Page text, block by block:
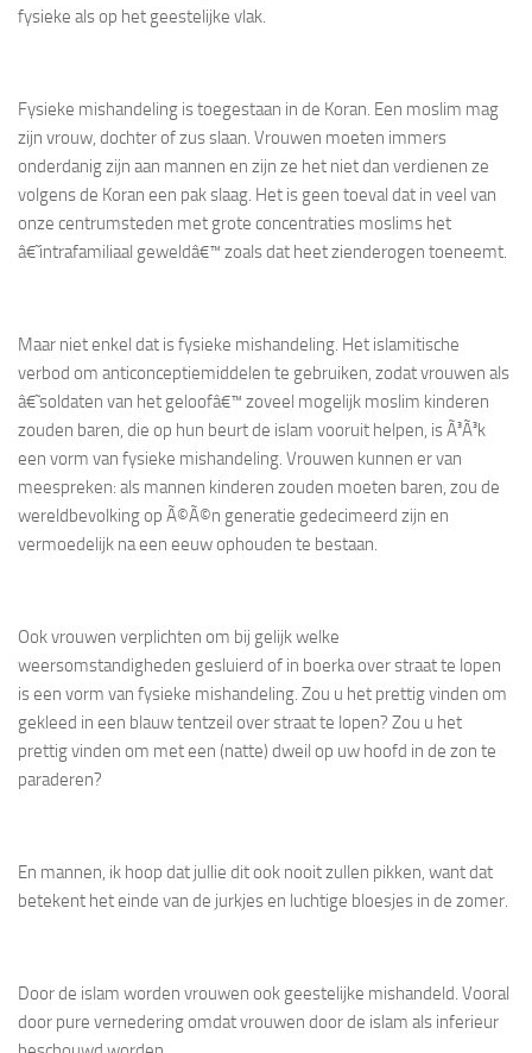
fysieke als op het geestelijke vlak.
Fysieke mishandeling is toegestaan in de Koran. Een moslim mag
zijn vrouw, dochter of zus slaan. Vrouwen moeten immers
onderdanig zijn aan mannen en zijn ze het niet dan verdienen ze
volgens de Koran een pak slaag. Het is geen toeval dat in veel van
onze centrumsteden met grote concentraties moslims het
â€˜intrafamiliaal geweldâ€™ zoals dat heet zienderogen toeneemt.
Maar niet enkel dat is fysieke mishandeling. Het islamitische
verbod om anticonceptiemiddelen te gebruiken, zodat vrouwen als
â€˜soldaten van het geloofâ€™ zoveel mogelijk moslim kinderen
zouden baren, die op hun beurt de islam vooruit helpen, is Ã³Ã³k
een vorm van fysieke mishandeling. Vrouwen kunnen er van
meespreken: als mannen kinderen zouden moeten baren, zou de
wereldbevolking op Ã©Ã©n generatie gedecimeerd zijn en
vermoedelijk na een eeuw ophouden te bestaan.
Ook vrouwen verplichten om bij gelijk welke
weersomstandigheden gesluierd of in boerka over straat te lopen
is een vorm van fysieke mishandeling. Zou u het prettig vinden om
gekleed in een blauw tentzeil over straat te lopen? Zou u het
prettig vinden om met een (natte) dweil op uw hoofd in de zon te
paraderen?
En mannen, ik hoop dat jullie dit ook nooit zullen pikken, want dat
betekent het einde van de jurkjes en luchtige bloesjes in de zomer.
Door de islam worden vrouwen ook geestelijke mishandeld. Vooral
door pure vernedering omdat vrouwen door de islam als inferieur